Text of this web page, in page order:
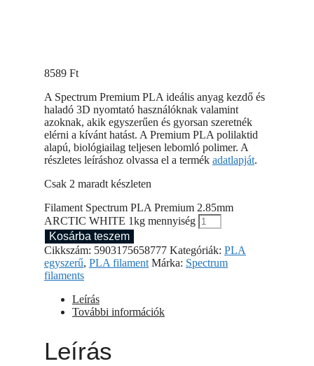
8589 Ft
A Spectrum Premium PLA ideális anyag kezdő és
haladó 3D nyomtató használóknak valamint
azoknak, akik egyszerűen és gyorsan szeretnék
elérni a kívánt hatást. A Premium PLA polilaktid
alapú, biológiailag teljesen lebomló polimer. A
részletes leíráshoz olvassa el a termék adatlapját.
Csak 2 maradt készleten
Filament Spectrum PLA Premium 2.85mm
ARCTIC WHITE 1kg mennyiség
Kosárba teszem
Cikkszám: 5903175658777 Kategóriák: PLA
egyszerű, PLA filament Márka: Spectrum
filaments
Leírás
További információk
Leírás